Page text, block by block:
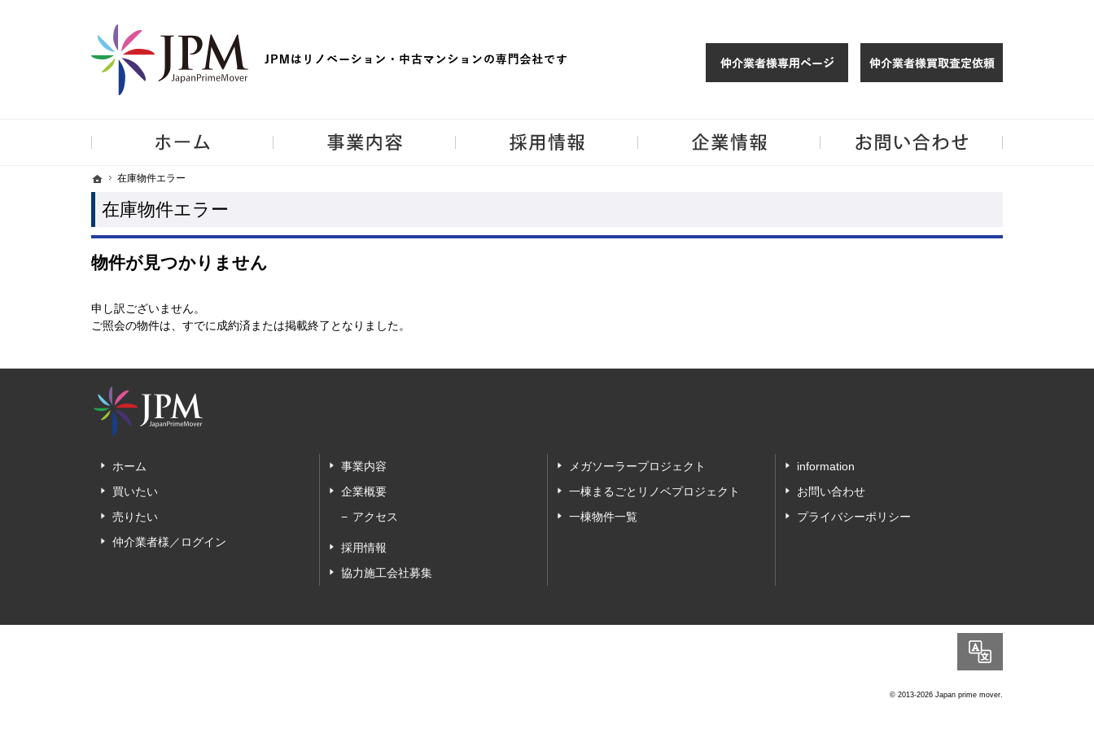
ホーム
在庫物件エラー
在庫物件エラー
物件が見つかりません
申し訳ございません。
ご照会の物件は、すでに成約済または掲載終了となりました。
ホーム
買いたい
売りたい
仲介業者様／ログイン
事業内容
企業概要
アクセス
採用情報
協力施工会社募集
メガソーラープロジェクト
一棟まるごとリノベプロジェクト
一棟物件一覧
information
お問い合わせ
プライバシーポリシー
ホーム
在庫物件エラー
© 2013-2026 Japan prime mover.